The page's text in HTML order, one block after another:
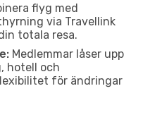
flyg med
via Travellink
totala resa.
Medlemmar låser upp
hotell och
för ändringar